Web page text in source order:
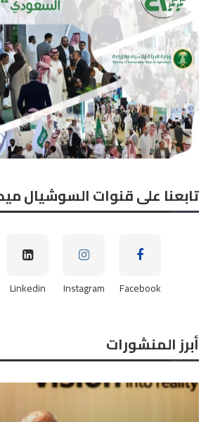
تابعنا على قنوات السوشيال
Facebook
Instagram
Linkedin
أبرز المنشورات